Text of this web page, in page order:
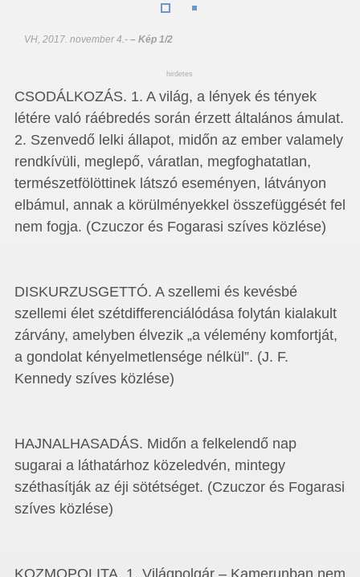
VH, 2017. november 4.-– Kép 1/2
hirdetes
CSODÁLKOZÁS. 1. A világ, a lények és tények
létére való ráébredés során érzett általános ámulat.
2. Szenvedő lelki állapot, midőn az ember valamely
rendkívüli, meglepő, váratlan, megfoghatatlan,
természetfölöttinek látszó eseményen, látványon
elbámul, annak a körülményekkel összefüggését fel
nem fogja. (Czuczor és Fogarasi szíves közlése)
DISKURZUSGETTÓ. A szellemi és kevésbé
szellemi élet szétdifferenciálódása folytán kialakult
zárvány, amelyben élvezik „a vélemény komfortját,
a gondolat kényelmetlensége nélkül”. (J. F.
Kennedy szíves közlése)
HAJNALHASADÁS. Midőn a felkelendő nap
sugarai a láthatárhoz közeledvén, mintegy
széthasítják az éji sötétséget. (Czuczor és Fogarasi
szíves közlése)
KOZMOPOLITA. 1. Világpolgár – Kamerunban nem